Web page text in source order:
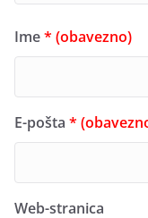
Ime* (obavezno)
E-pošta *
Web-stranica